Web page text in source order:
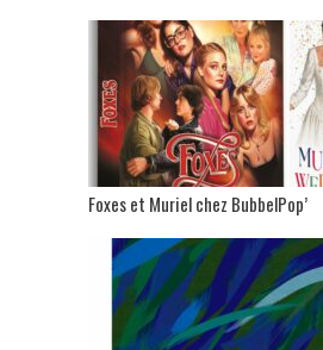
Foxes et Muriel chez BubbelPop’